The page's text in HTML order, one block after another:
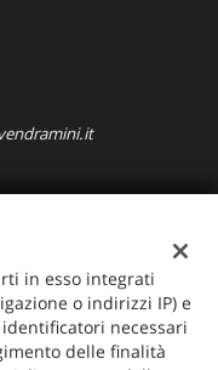
in esso integrati
o indirizzi IP) e
necessari
delle finalità